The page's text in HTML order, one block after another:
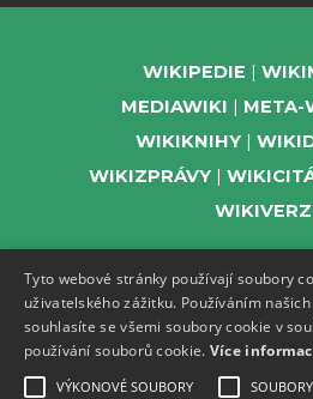
WIKIPEDIE
MEDIAWIKI
META-
WIKIKNIHY
WIKIZPRÁVY
Tyto webové stránky používají soubory
uživatelského zážitku. Používáním
souhlasíte se všemi soubory cookie v
používání souborů cookie. Více
VÝKONOVÉ SOUBORY